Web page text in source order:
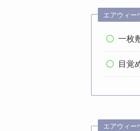
エアウィー
一枚
目覚
エアウィー